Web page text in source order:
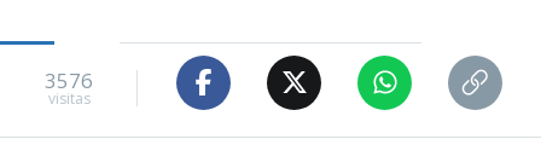
3576
visitas